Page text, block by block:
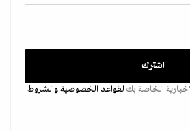
الخاصة بكلقواعد الخصوصيةوالشروط